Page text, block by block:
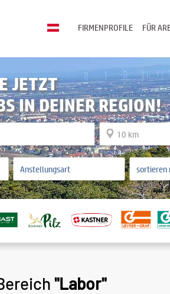
FÜR
FIRMENPROFILE
JETZT
IN DEINER REGION!
"Labor"